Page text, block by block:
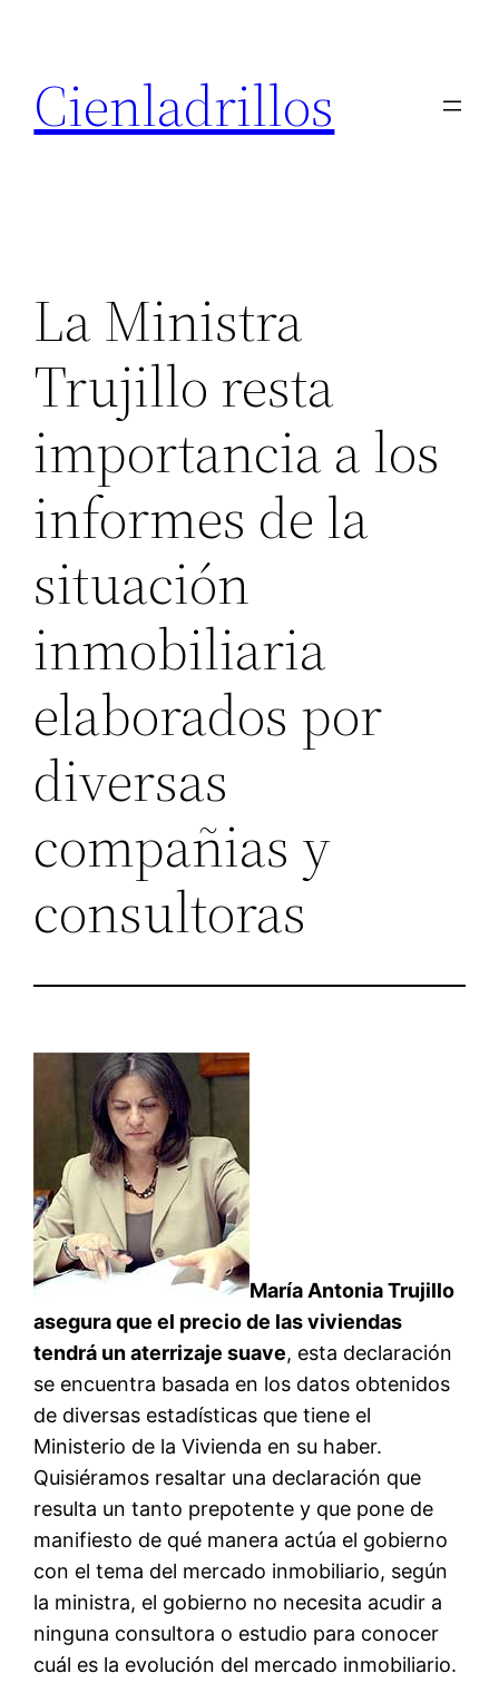
contenido
Cienladrillos
La Ministra
Trujillo resta
importancia a los
informes de la
situación
inmobiliaria
elaborados por
diversas
compañias y
consultoras
María Antonia Trujillo
asegura que el precio de las viviendas
tendrá un aterrizaje suave, esta declaración
se encuentra basada en los datos obtenidos
de diversas estadísticas que tiene el
Ministerio de la Vivienda en su haber.
Quisiéramos resaltar una declaración que
resulta un tanto prepotente y que pone de
manifiesto de qué manera actúa el gobierno
con el tema del mercado inmobiliario, según
la ministra, el gobierno no necesita acudir a
ninguna consultora o estudio para conocer
cuál es la evolución del mercado inmobiliario.